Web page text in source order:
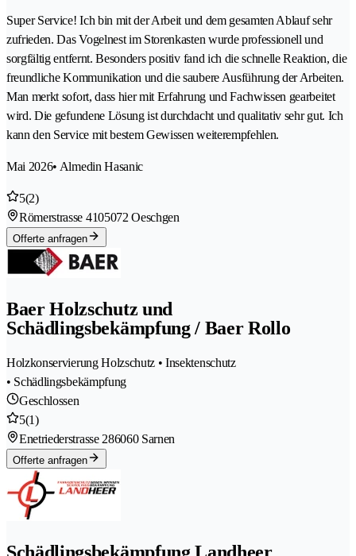
Super Service! Ich bin mit der Arbeit und dem gesamten Ablauf sehr
zufrieden. Das Vogelnest im Storenkasten wurde professionell und
sorgfältig entfernt. Besonders positiv fand ich die schnelle Reaktion, die
freundliche Kommunikation und die saubere Ausführung der Arbeiten.
Man merkt sofort, dass hier mit Erfahrung und Fachwissen gearbeitet
wird. Die gefundene Lösung ist durchdacht und qualitativ sehr gut. Ich
kann den Service mit bestem Gewissen weiterempfehlen.
Mai 2026• Almedin Hasanic
5(2)
Römerstrasse 4105072 Oeschgen
Offerte anfragen
Baer Holzschutz und
Schädlingsbekämpfung / Baer Rollo
Holzkonservierung Holzschutz • Insektenschutz
• Schädlingsbekämpfung
Geschlossen
5(1)
Enetriederstrasse 286060 Sarnen
Offerte anfragen